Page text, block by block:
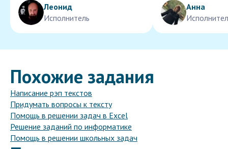
Леонид
Исполнитель
Анна
Похожие задания
Написание рэп текстов
Придумать вопросы к тексту
Помощь в решении задач в Excel
Решение заданий по информатике
Помощь в решении школьных задач